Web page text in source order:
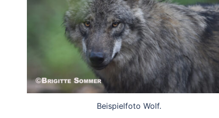
Beispielfoto Wolf.